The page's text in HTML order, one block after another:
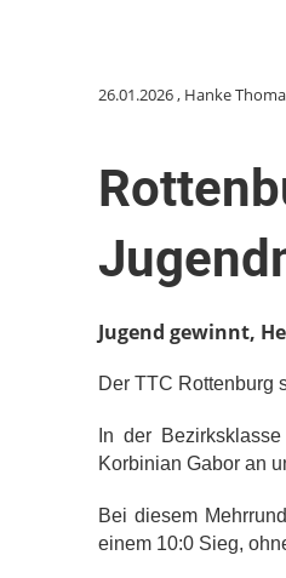
26.01.2026, Hanke
Jugend gewinnt,
Der TTC Rottenburg
In der
Korbinian Gabor an
Bei diesem
einem 10:0 Sieg,